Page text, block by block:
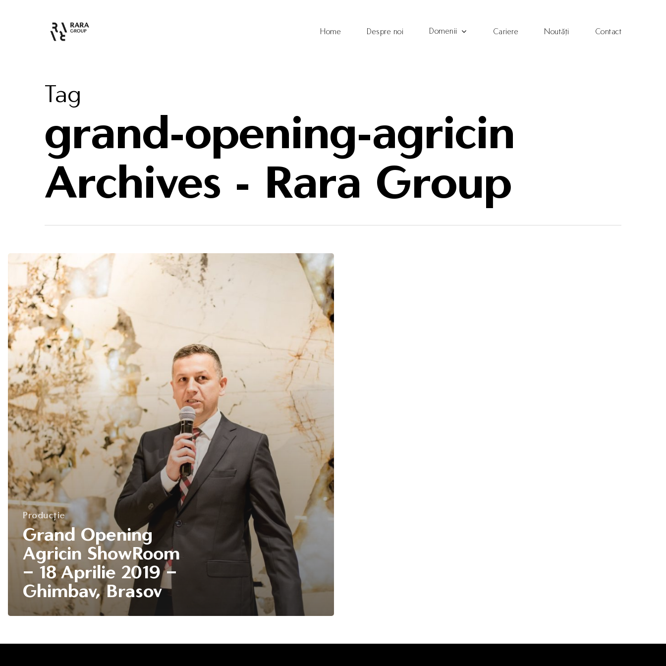
Home Despre noi Domenii Cariere Noutăți Contact
Tag
grand-opening-agricin
Archives - Rara Group
Producție
Grand Opening
Agricin ShowRoom
– 18 Aprilie 2019 –
Ghimbav, Brasov